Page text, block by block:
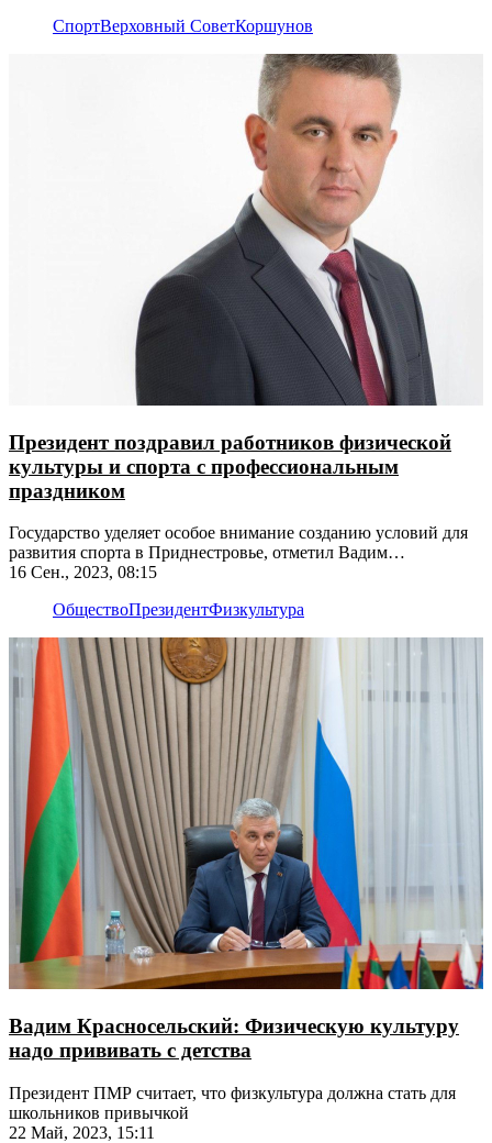
СпортВерховный СоветКоршунов
Президент поздравил работников физической
культуры и спорта с профессиональным
праздником
Государство уделяет особое внимание созданию условий для
развития спорта в Приднестровье, отметил Вадим
Красносельский
16 Сен., 2023, 08:15
ОбществоПрезидентФизкультура
Вадим Красносельский: Физическую культуру
надо прививать с детства
Президент ПМР считает, что физкультура должна стать для
школьников привычкой
22 Май, 2023, 15:11